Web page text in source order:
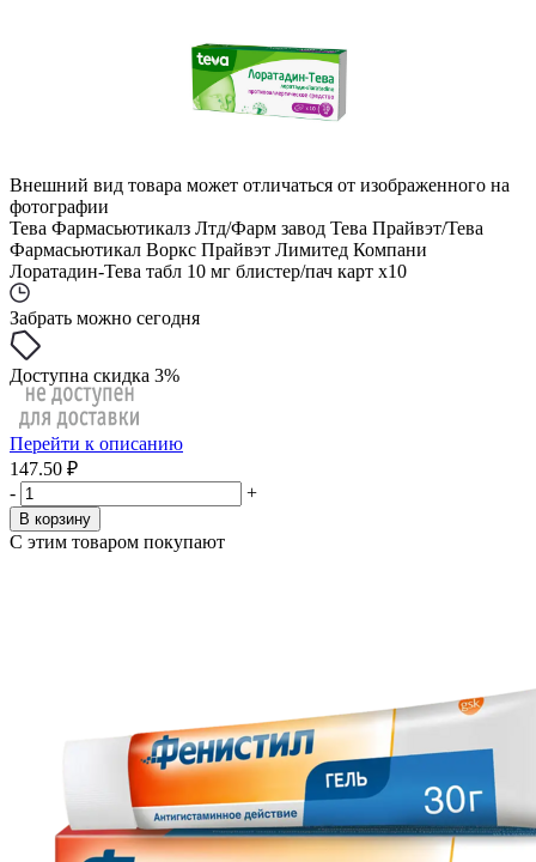
Внешний вид товара может отличаться от изображенного на
фотографии
Тева Фармасьютикалз Лтд/Фарм завод Тева Прайвэт/Тева
Фармасьютикал Воркс Прайвэт Лимитед Компани
Лоратадин-Тева табл 10 мг блистер/пач карт x10
Забрать можно сегодня
Доступна скидка 3%
Перейти к описанию
147.50 ₽
-
+
В корзину
С этим товаром покупают